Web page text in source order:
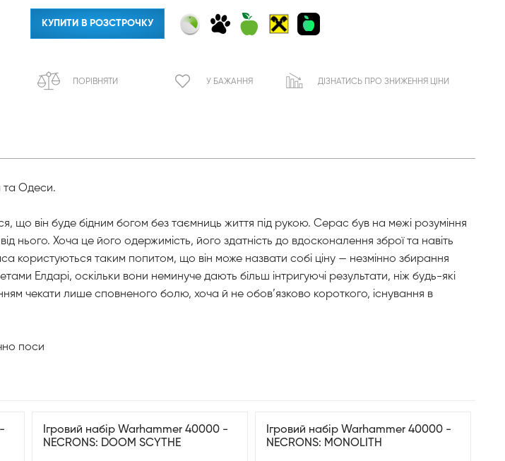
КУПИТИ В РОЗСТРОЧКУ
ПОРІВНЯТИ У БАЖАННЯ ДІЗНАТИСЬ ПРО ЗНИЖЕННЯ ЦІНИ
та Одеси.
що він буде бідним богом без таємниць життя під рукою. Серас був на межі розуміння
нього. Хоча це його одержимість, його здатність до вдосконалення зброї та навіть
користуються таким попитом, що він може назвати собі ціну — незмінно збирання
Елдарі, оскільки вони неминуче дають більш інтригуючі результати, ніж будь-які
чекати лише сповненого болю, хоча й не обов’язково короткого, існування в
поси
Ігровий набір Warhammer 40000 -
NECRONS: DOOM SCYTHE
Ігровий набір Warhammer 40000 -
NECRONS: MONOLITH